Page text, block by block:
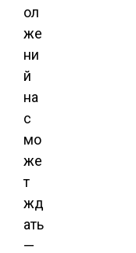
ол
же
ни
й
на
с
мо
же
т
жд
ать
—